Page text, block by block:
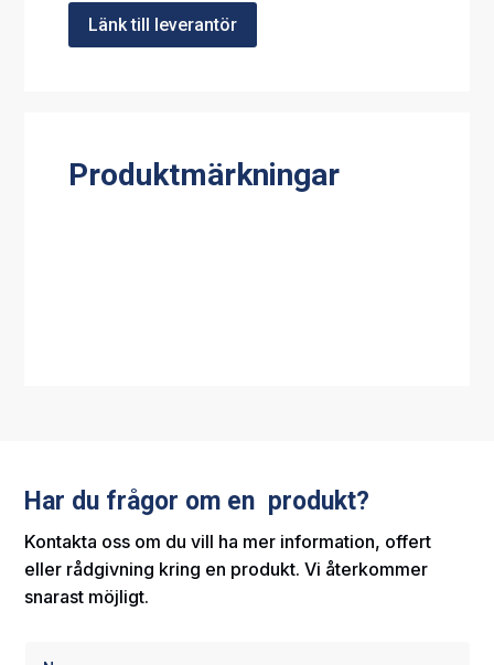
Länk till leverantör
Produktmärkningar
Har du frågor om en produkt?
Kontakta oss om du vill ha mer information, offert
eller rådgivning kring en produkt. Vi återkommer
snarast möjligt.